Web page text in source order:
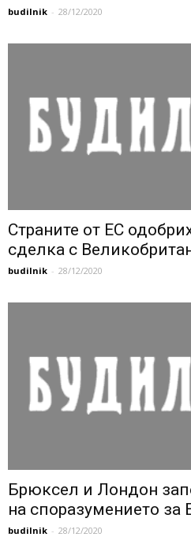
budilnik - 28/12/2020
Страните от ЕС
сделка с
budilnik - 28/12/2020
Брюксел и Лондон
на споразумението за
budilnik - 28/12/2020